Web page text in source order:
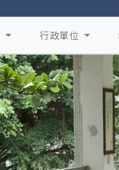
行政單位